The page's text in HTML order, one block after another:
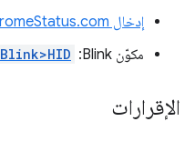
إدخال ChromeStatus.com
مكوّن Blink:
Blink>HID
الإقرارات